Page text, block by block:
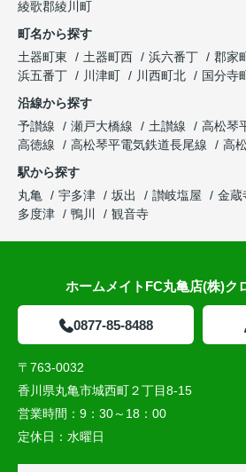
綾歌郡綾川町
町名から探す
土器町東
土器町西 浜六番丁 郡家
浜五番丁
川津町 川西町北 国分寺
沿線から探す
予讃線
瀬戸大橋線 土讃線
高松琴
高徳線
高松琴平電気鉄道長尾線
高
駅から探す
丸亀
宇多津 坂出 讃岐塩屋 金蔵
多度津
鴨川 観音寺
ホームメイトFC丸亀店(株)ク
0877-85-8488
〒763-0032
香川県丸亀市城西町２丁目8-15
営業時間： 9：30～18：00
定休日： 水曜日